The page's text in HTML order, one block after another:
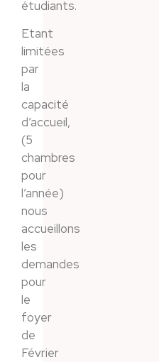
étudiants.
Etant
limitées
par
la
capacité
d’accueil,
(5
chambres
pour
l’année)
nous
accueillons
les
demandes
pour
le
foyer
de
Février